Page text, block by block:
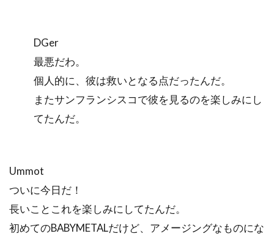
DGer
最悪だわ。
個人的に、彼は救いとなる点だったんだ。
またサンフランシスコで彼を見るのを楽しみにし
てたんだ。
Ummot
ついに今日だ！
長いことこれを楽しみにしてたんだ。
初めてのBABYMETALだけど、アメージングなものにな